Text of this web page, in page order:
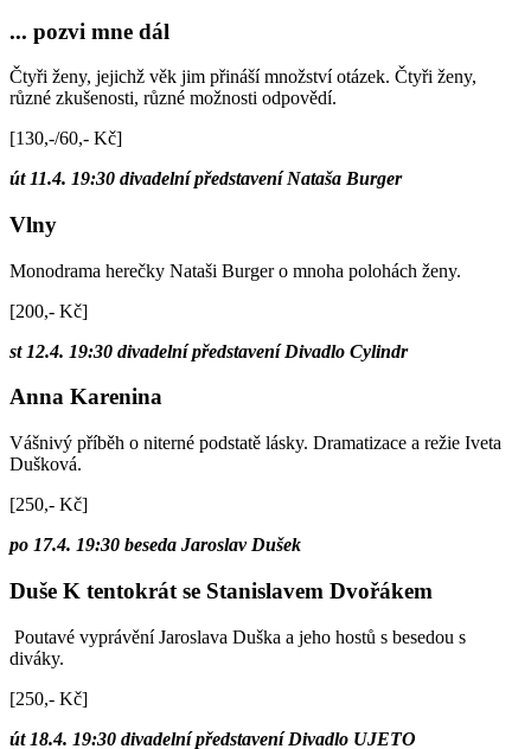
... pozvi mne dál
Čtyři ženy, jejichž věk jim přináší množství otázek. Čtyři ženy,
různé zkušenosti, různé možnosti odpovědí.
[130,-/60,- Kč]
út 11.4. 19:30 divadelní představení Nataša Burger
Vlny
Monodrama herečky Nataši Burger o mnoha polohách ženy.
[200,- Kč]
st 12.4. 19:30 divadelní představení Divadlo Cylindr
Anna Karenina
Vášnivý příběh o niterné podstatě lásky. Dramatizace a režie Iveta
Dušková.
[250,- Kč]
po 17.4. 19:30 beseda Jaroslav Dušek
Duše K tentokrát se Stanislavem Dvořákem
Poutavé vyprávění Jaroslava Duška a jeho hostů s besedou s
diváky.
[250,- Kč]
út 18.4. 19:30 divadelní představení Divadlo UJETO